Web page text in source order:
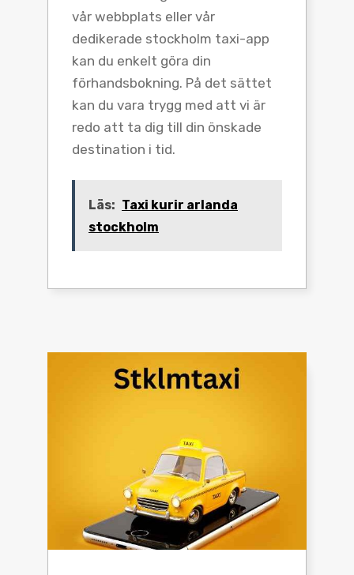
vår webbplats eller vår
dedikerade stockholm taxi-app
kan du enkelt göra din
förhandsbokning. På det sättet
kan du vara trygg med att vi är
redo att ta dig till din önskade
destination i tid.
Läs: Taxi kurir arlanda
stockholm